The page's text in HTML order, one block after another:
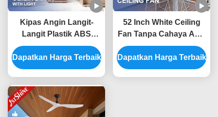
Kipas Angin Langit-
Langit Plastik ABS
Tahan Air Luar
Ruangan IP65 dengan
Bilah 52 Inci dan
Dapatkan Harga Terbaik
52 Inch White Ceiling
Fan Tanpa Cahaya ABS
Blade Smart APP
Control
Dapatkan Harga Terbaik